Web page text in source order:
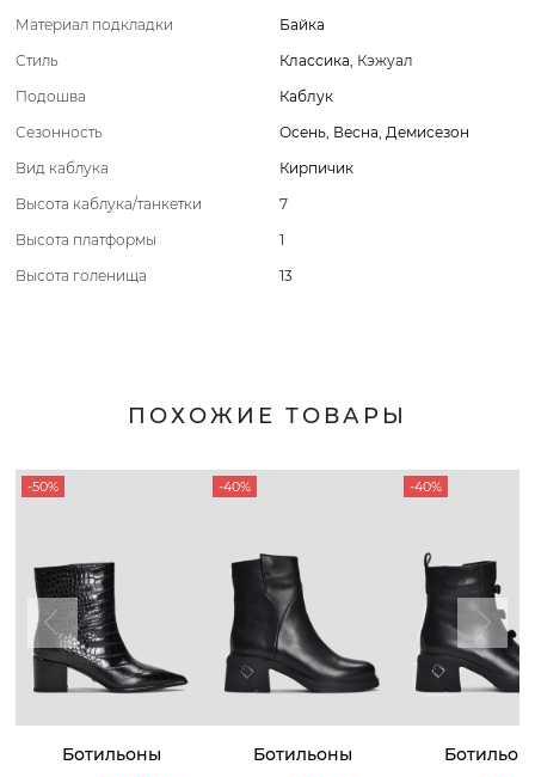
Материал подкладки
Байка
Стиль
Классика, Кэжуал
Подошва
Каблук
Сезонность
Осень, Весна, Демисезон
Вид каблука
Кирпичик
Высота каблука/танкетки
7
Высота платформы
1
Высота голенища
13
ПОХОЖИЕ ТОВАРЫ
-50%
Ботильоны
-40%
Ботильоны
-40%